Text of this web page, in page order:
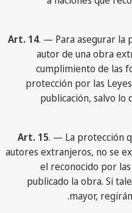
Art. 14. — Para asegurar la
autor de una obra
cumplimiento de las
protección por las
publicación, salvo lo
Art. 15. — La protección
autores extranjeros, no se
el reconocido por
publicado la obra. Si
mayor,